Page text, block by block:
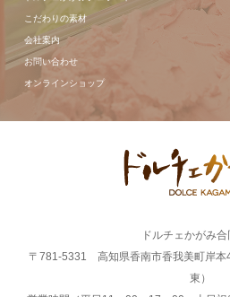
こだわりの素材
会社案内
お問い合わせ
オンラインショップ
ドルチェかがみ
〒781-5331 高知県香南市香我美町岸本
東）